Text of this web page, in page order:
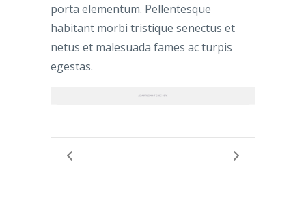
porta elementum. Pellentesque
habitant morbi tristique senectus et
netus et malesuada fames ac turpis
egestas.